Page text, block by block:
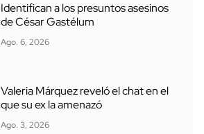
Identifican a los presuntos asesinos
de César Gastélum
Ago. 6, 2026
Valeria Márquez reveló el chat en el
que su ex la amenazó
Ago. 3, 2026